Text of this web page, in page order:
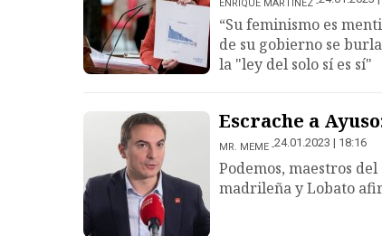
ENRIQUE MARTÍNEZ
“Su feminismo es
de su gobierno se
la "ley del solo sí es sí"
Escrache a
MR. MEME 24.01.2023 | 18:16
Podemos, maestros
madrileña y Lobato